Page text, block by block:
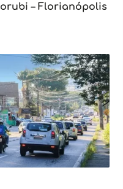
– Florianópolis